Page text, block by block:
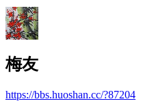
梅友
https://bbs.huoshan.cc/?87204